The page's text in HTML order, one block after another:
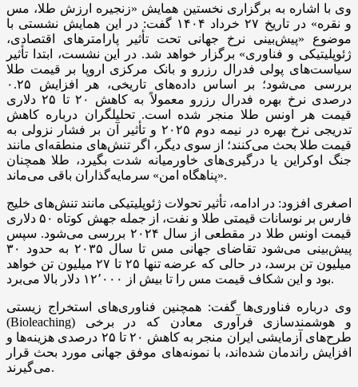
وی با اشاره به برگزاری نخستین همایش «زنجیره ارزش طلا، مس
و نقره» در تاریخ ۲۷ خرداد ۱۴۰۴ گفت: در این همایش نشستی با
موضوع «پیش‌بینی نرخ جهانی تحت تأثیر پارامتر‌های اقتصادی،
ژئوپلیتیکی و فناوری» برگزار خواهد شد. در این نشست، ابتدا تأثیر
سیاست‌های پولی فدرال رزرو و بانک مرکزی اروپا بر قیمت طلا
بررسی می‌شود؛ بر اساس داده‌های تاریخی، هر افزایش ۰.۲۵
درصدی نرخ بهره فدرال رزرو معمولاً به کاهش ۲۰ تا ۲۵ دلاری
قیمت هر اونس طلا منجر شده است. تحلیلگران درباره کاهش
تدریجی نرخ بهره در نیمه دوم ۲۰۲۵ و تأثیر آن بر فشار نزولی به
قیمت طلا بحث می‌کنند؛ از سوی دیگر، اگر تنش‌های منطقه‌ای مانند
جنگ اوکراین یا درگیری‌های خاورمیانه شدت بگیرد، طلا همچنان
«پناهگاه امن» سرمایه‌گذاران باقی می‌ماند.
اصغری افزود: در ادامه، تأثیر تحولات ژئوپلیتیکی مانند تنش‌های خلیج
فارس بر نوسانات قیمتی طلا و نفت، از جمله جهش کوتاه ۵۰ دلاری
قیمت اونس طلا در مقطعی از سال ۲۰۲۴ بررسی می‌شود. سپس
پیش‌بینی می‌شود تقاضای جهانی مس تا سال ۲۰۳۵ به حدود ۳۰
میلیون تن برسد، در حالی که عرضه تنها ۲۵ تا ۲۷ میلیون تن خواهد
بود و این شکاف قیمت مس را تا بیش از ۱۲٬۰۰۰ دلار بالا می‌برد.
وی درباره فناوری‌ها گفت: همچنین فناوری‌های استخراج زیستی
(Bioleaching) و هوشمندسازی فرآوری معادن که در برخی
طرح‌های آزمایشی ایران منجر به کاهش ۲۰ تا ۲۵ درصدی هزینه‌ها و
افزایش راندمان شده‌اند، با نمونه‌های موفق جهانی مورد بحث قرار
می‌گیرند.